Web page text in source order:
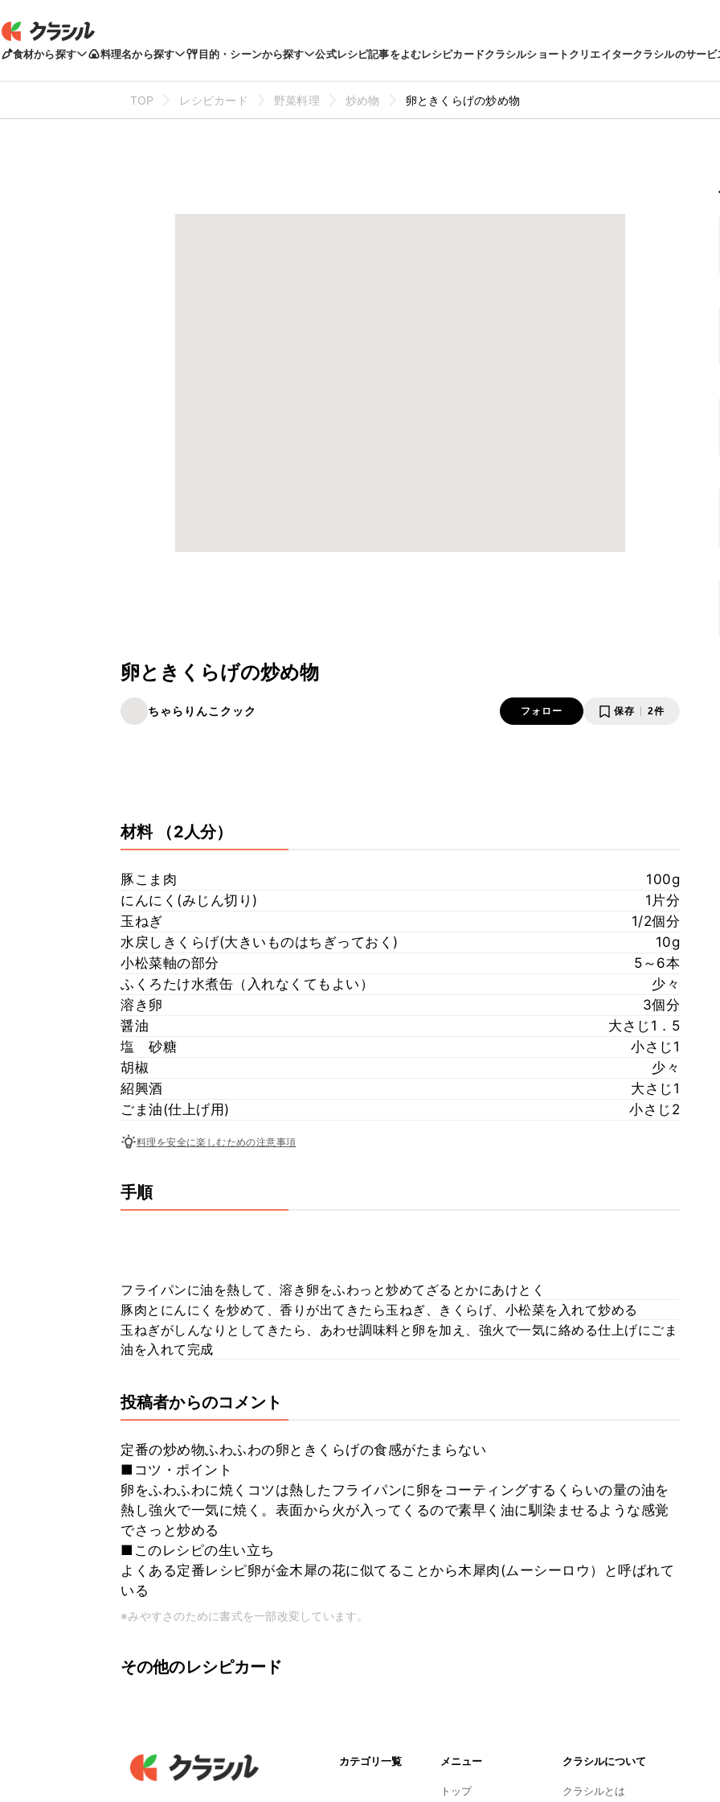
食材から探す 料理名から探す 目的・シーンから探す 公式レシピ記事をよむレシピカードクラシルショートクリエイタークラシルのサービ
TOP レシピカード 野菜料理 炒め物 卵ときくらげの炒め物
卵ときくらげの炒め物
ちゃらりんこクック フォロー 保存 2件
材料 （2人分）
豚こま肉
100g
にんにく(みじん切り)
1片分
玉ねぎ
1/2個分
水戻しきくらげ(大きいものはちぎっておく)
10g
小松菜軸の部分
5～6本
ふくろたけ水煮缶（入れなくてもよい）
少々
溶き卵
3個分
醤油
大さじ1．5
塩 砂糖
小さじ1
胡椒
少々
紹興酒
大さじ1
ごま油(仕上げ用)
小さじ2
料理を安全に楽しむための注意事項
手順
フライパンに油を熱して、溶き卵をふわっと炒めてざるとかにあけとく
豚肉とにんにくを炒めて、香りが出てきたら玉ねぎ、きくらげ、小松菜を入れて炒める
玉ねぎがしんなりとしてきたら、あわせ調味料と卵を加え、強火で一気に絡める仕上げにごま
油を入れて完成
投稿者からのコメント
定番の炒め物ふわふわの卵ときくらげの食感がたまらない
■コツ・ポイント
卵をふわふわに焼くコツは熱したフライパンに卵をコーティングするくらいの量の油を
熱し強火で一気に焼く。表面から火が入ってくるので素早く油に馴染ませるような感覚
でさっと炒める
■このレシピの生い立ち
よくある定番レシピ卵が金木犀の花に似てることから木犀肉(ムーシーロウ）と呼ばれて
いる
※みやすさのために書式を一部改変しています。
その他のレシピカード
カテゴリ一覧 メニュー
トップ
クラシルについて
クラシルとは